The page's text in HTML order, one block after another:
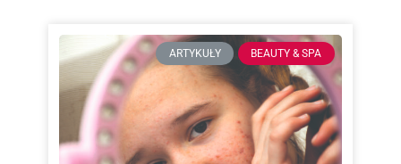
ARTYKUŁY BEAUTY & SPA